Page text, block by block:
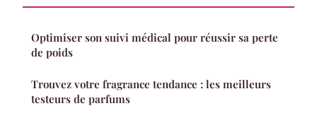
Optimiser son suivi médical pour réussir sa perte
de poids
Trouvez votre fragrance tendance : les meilleurs
testeurs de parfums